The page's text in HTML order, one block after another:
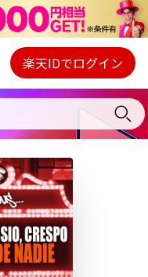
Webプレイヤー
ご契約内容の確認・変更
楽天IDでログイン